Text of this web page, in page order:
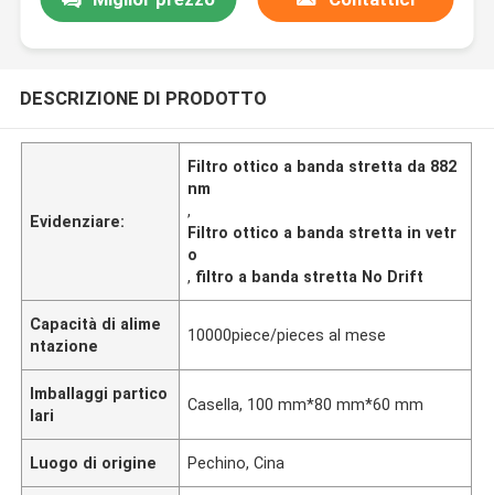
DESCRIZIONE DI PRODOTTO
Evidenziare:
Filtro ottico a banda stretta da 882
nm
,
Filtro ottico a banda stretta in vetr
o
, filtro a banda stretta No Drift
Capacità di alime
ntazione
10000piece/pieces al mese
Imballaggi partico
lari
Casella, 100 mm*80 mm*60 mm
Luogo di origine Pechino, Cina